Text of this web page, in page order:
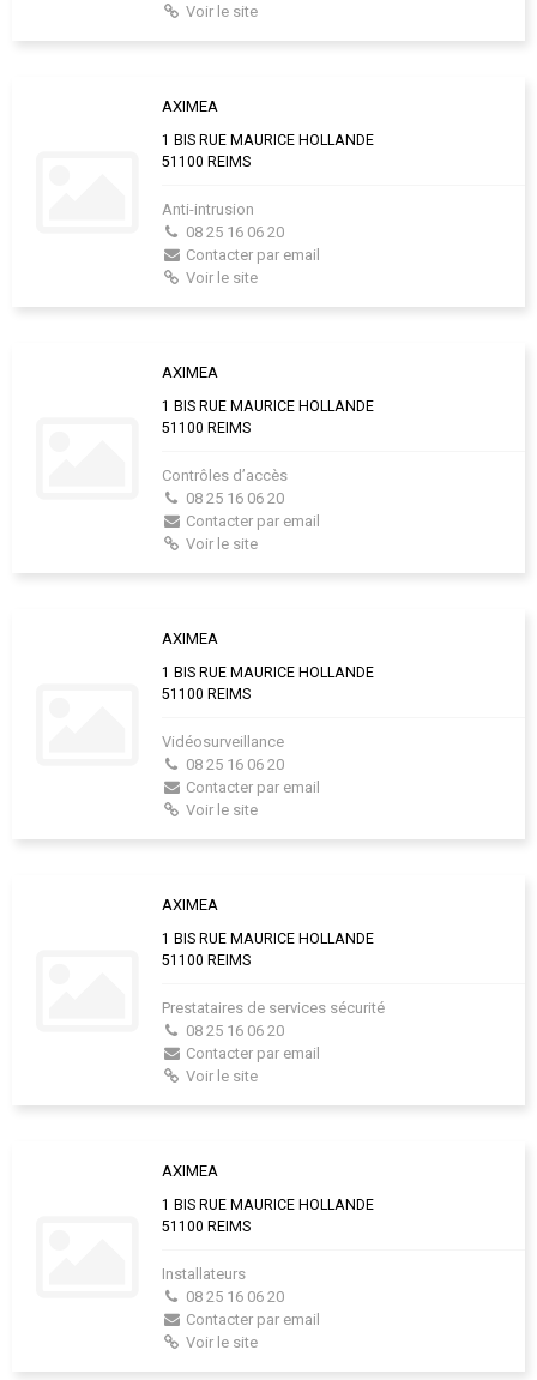
Voir le site
AXIMEA
1 BIS RUE MAURICE HOLLANDE
51100 REIMS
Anti-intrusion
08 25 16 06 20
Contacter par email
Voir le site
AXIMEA
1 BIS RUE MAURICE HOLLANDE
51100 REIMS
Contrôles d’accès
08 25 16 06 20
Contacter par email
Voir le site
AXIMEA
1 BIS RUE MAURICE HOLLANDE
51100 REIMS
Vidéosurveillance
08 25 16 06 20
Contacter par email
Voir le site
AXIMEA
1 BIS RUE MAURICE HOLLANDE
51100 REIMS
Prestataires de services sécurité
08 25 16 06 20
Contacter par email
Voir le site
AXIMEA
1 BIS RUE MAURICE HOLLANDE
51100 REIMS
Installateurs
08 25 16 06 20
Contacter par email
Voir le site